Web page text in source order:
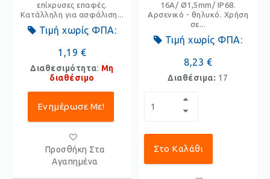
επίχρυσες επαφές.
Κατάλληλη για ασφάλιση...
Τιμή χωρίς ΦΠΑ:
1,19 €
Διαθεσιμότητα: Μη
διαθέσιμο
Ενημέρωσε Με!
Προσθήκη Στα
Αγαπημένα
16A/ Ø1,5mm/ IP68.
Αρσενικό - θηλυκό. Χρήση
σε...
Τιμή χωρίς ΦΠΑ:
8,23 €
Διαθέσιμα: 17
Στο Καλάθι